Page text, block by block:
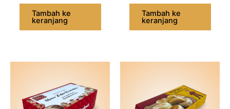
Tambah ke
keranjang
Tambah ke
keranjang